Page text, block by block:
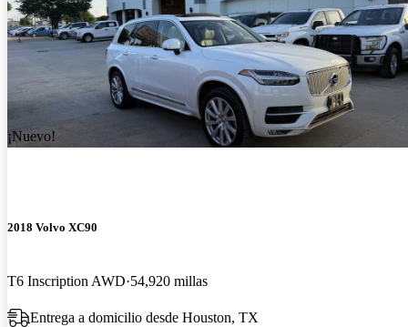
¡Nuevo!
2018 Volvo XC90
T6 Inscription AWD 54,920 millas
Entrega a domicilio desde Houston, TX